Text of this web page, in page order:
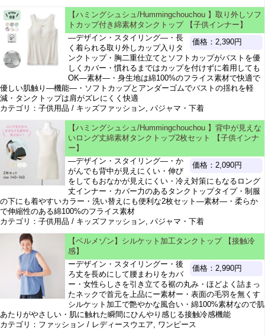
【ハミングシュシュ/Hummingchouchou 】取り外しソフ
トカップ付き綿素材タンクトップ 【子供インナー】
価格：2,390円
―デザイン・スタイリング―・長
く着られる取り外しカップ入りタ
ンクトップ・胸二重仕立てとソフトカップがバストを優
しくカバー・慣れるまではカップを付けずに着用しても
OK―素材―・身生地は綿100%のフライス素材で快適で
優しい肌触り―機能―・ソフトカップとアンダーゴムでバストの揺れを軽
減・タンクトップは肩がズレにくく快適
カテゴリ：子供用品 / キッズファッション, パジャマ・下着
【ハミングシュシュ/Hummingchouchou 】背中が見えな
いロング丈綿素材タンクトップ2枚セット 【子供インナ
ー】
価格：2,090円
―デザイン・スタイリング―・か
がんでも背中が見えにくい・伸び
をしてもおなかが見えにくい・冷え対策にもなるロング
丈インナー・カバー力のあるタンクトップタイプ・制服
の下にも着やすいカラー・洗い替えにも便利な2枚セット―素材―・柔らか
で伸縮性のある綿100%のフライス素材
カテゴリ：子供用品 / キッズファッション, パジャマ・下着
【ベルメゾン】シルケット加工タンクトップ 【接触冷
感】
価格：2,990円
ーデザイン・スタイリングー・後
ろ丈を長めにして腰まわりをカバ
ー・女性らしさを引き立てる裾の丸み・ほどよく詰まっ
たネックで首元を上品にー素材ー・表面の毛羽を無くす
シルケット加工で艶やかな風合い・綿100%素材なので肌
あたりがやさしい・肌に触れた瞬間にひんやり感じる接触冷感機能
カテゴリ：ファッション / レディースウエア, ワンピース